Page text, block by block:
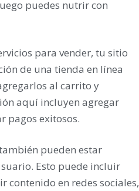
puedes nutrir con
para vender, tu sitio
de una tienda en línea
al carrito y
aquí incluyen agregar
pagos exitosos.
pueden estar
Esto puede incluir
contenido en redes sociales,